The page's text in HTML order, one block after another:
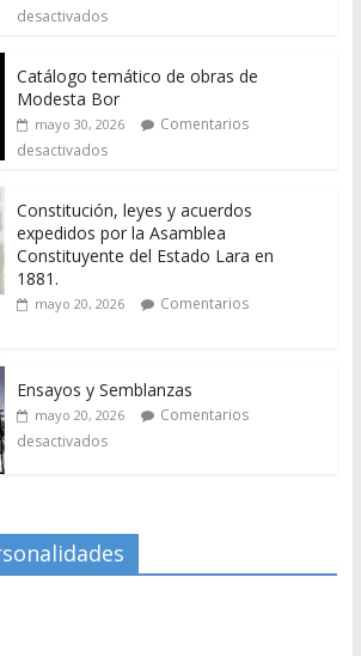
desactivados
Catálogo temático de obras de
Modesta Bor
mayo 30, 2026
Comentarios
desactivados
Constitución, leyes y acuerdos
expedidos por la Asamblea
Constituyente del Estado Lara en
1881.
mayo 20, 2026
Comentarios
Ensayos y Semblanzas
mayo 20, 2026
Comentarios
desactivados